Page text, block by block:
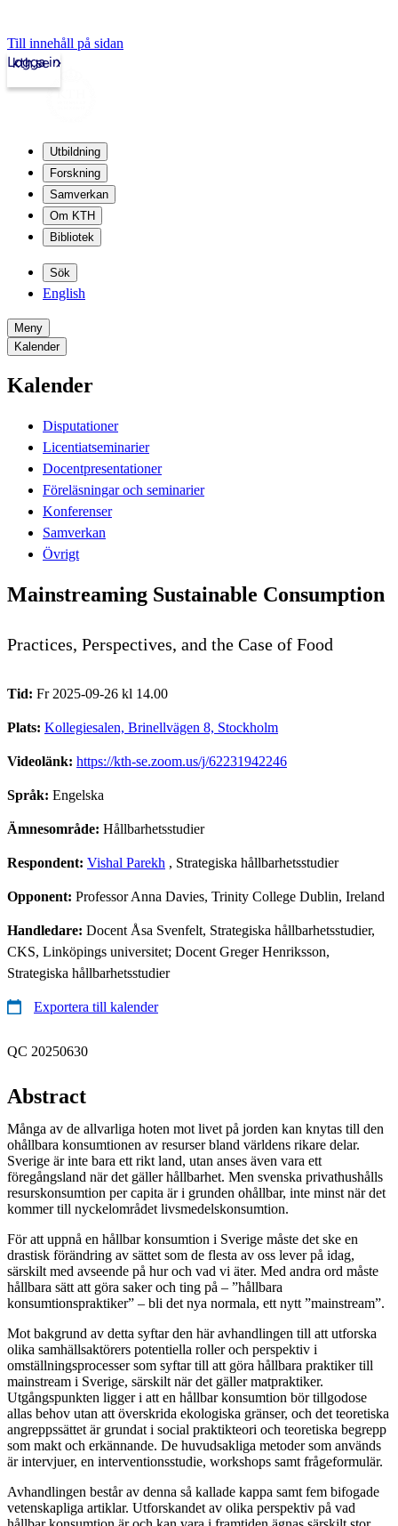
Till innehåll på sidan
kth.se
Logga in
Utbildning
Forskning
Samverkan
Om KTH
Bibliotek
Sök
English
Meny
Kalender
Kalender
Disputationer
Licentiatseminarier
Docentpresentationer
Föreläsningar och seminarier
Konferenser
Samverkan
Övrigt
Mainstreaming Sustainable Consumption
Practices, Perspectives, and the Case of Food
Tid: Fr 2025-09-26 kl 14.00
Plats: Kollegiesalen, Brinellvägen 8, Stockholm
Videolänk: https://kth-se.zoom.us/j/62231942246
Språk: Engelska
Ämnesområde: Hållbarhetsstudier
Respondent: Vishal Parekh , Strategiska hållbarhetsstudier
Opponent: Professor Anna Davies, Trinity College Dublin, Ireland
Handledare: Docent Åsa Svenfelt, Strategiska hållbarhetsstudier,
CKS, Linköpings universitet; Docent Greger Henriksson,
Strategiska hållbarhetsstudier
Exportera till kalender
QC 20250630
Abstract
Många av de allvarliga hoten mot livet på jorden kan knytas till den
ohållbara konsumtionen av resurser bland världens rikare delar.
Sverige är inte bara ett rikt land, utan anses även vara ett
föregångsland när det gäller hållbarhet. Men svenska privathushålls
resurskonsumtion per capita är i grunden ohållbar, inte minst när det
kommer till nyckelområdet livsmedelskonsumtion.
För att uppnå en hållbar konsumtion i Sverige måste det ske en
drastisk förändring av sättet som de flesta av oss lever på idag,
särskilt med avseende på hur och vad vi äter. Med andra ord måste
hållbara sätt att göra saker och ting på – ”hållbara
konsumtionspraktiker” – bli det nya normala, ett nytt ”mainstream”.
Mot bakgrund av detta syftar den här avhandlingen till att utforska
olika samhällsaktörers potentiella roller och perspektiv i
omställningsprocesser som syftar till att göra hållbara praktiker till
mainstream i Sverige, särskilt när det gäller matpraktiker.
Utgångspunkten ligger i att en hållbar konsumtion bör tillgodose
allas behov utan att överskrida ekologiska gränser, och det teoretiska
angreppssättet är grundat i social praktikteori och teoretiska begrepp
som makt och erkännande. De huvudsakliga metoder som används
är intervjuer, en interventionsstudie, workshops samt frågeformulär.
Avhandlingen består av denna så kallade kappa samt fem bifogade
vetenskapliga artiklar. Utforskandet av olika perspektiv på vad